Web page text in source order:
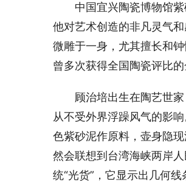
中国宜兴陶瓷博物馆紫
他对艺术创造的非凡灵气
微雕于一身，尤其擅长和
曾多次获得全国陶瓷评比
顾治培出生在陶艺世家
从不受外界浮躁风气的影
色紫砂泥作原料，壶身隐
然会联想到台湾海峡两岸
统“光货”，它显示出几何